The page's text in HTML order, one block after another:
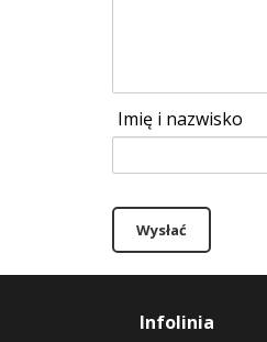
Imię i nazwisko
Wysłać
Infolinia